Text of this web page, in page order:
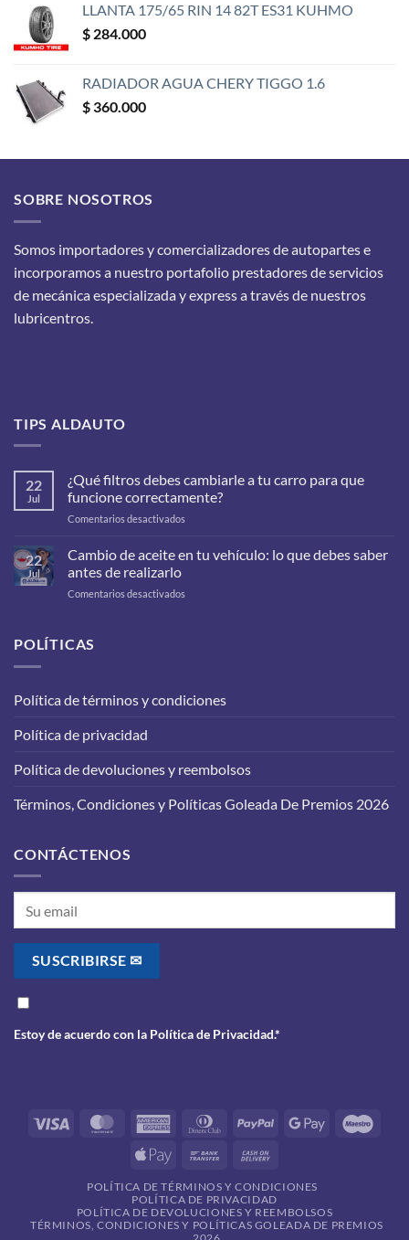
LLANTA 175/65 RIN 14 82T ES31 KUHMO
$ 284.000
RADIADOR AGUA CHERY TIGGO 1.6
$ 360.000
SOBRE NOSOTROS
Somos importadores y comercializadores de autopartes e
incorporamos a nuestro portafolio prestadores de servicios
de mecánica especializada y express a través de nuestros
lubricentros.
TIPS ALDAUTO
22
Jul
¿Qué filtros debes cambiarle a tu carro para que
funcione correctamente?
Comentarios desactivados
filtros
debes
a
22
Jul
Cambio de aceite en tu vehículo: lo que debes saber
antes de realizarlo
Comentarios desactivados
lo
de
POLÍTICAS
Política de términos y condiciones
Política de privacidad
Política de devoluciones y reembolsos
Términos, Condiciones y Políticas Goleada De Premios 2026
CONTÁCTENOS
Estoy de acuerdo con la Política de Privacidad.*
Visa MasterCardAmerican
Dinners PayPal
Google
Apple
Bank
Delivery
POLÍTICA DE TÉRMINOS Y CONDICIONES
POLÍTICA DE PRIVACIDAD
POLÍTICA DE DEVOLUCIONES Y REEMBOLSOS
TÉRMINOS, CONDICIONES Y POLÍTICAS GOLEADA DE PREMIOS